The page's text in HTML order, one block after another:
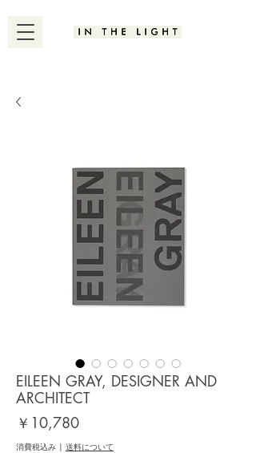
EILEEN GRAY, DESIGNER AND
ARCHITECT
￥10,780価
格
消費税込み | 送料について